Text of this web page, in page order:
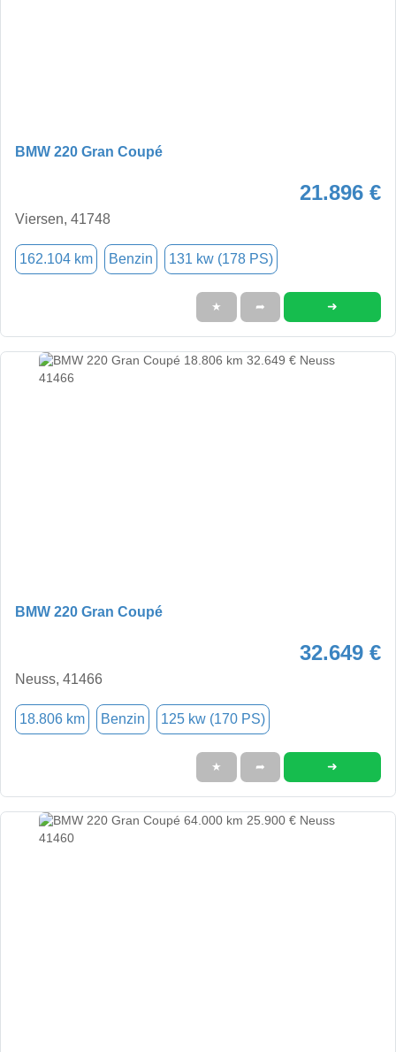
BMW 220 Gran Coupé
21.896 €
Viersen, 41748
162.104 km Benzin 131 kw (178 PS)
★ ➦ ➜
BMW 220 Gran Coupé
32.649 €
Neuss, 41466
18.806 km Benzin 125 kw (170 PS)
★ ➦ ➜